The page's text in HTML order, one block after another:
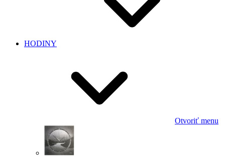
HODINY
Otvoriť menu